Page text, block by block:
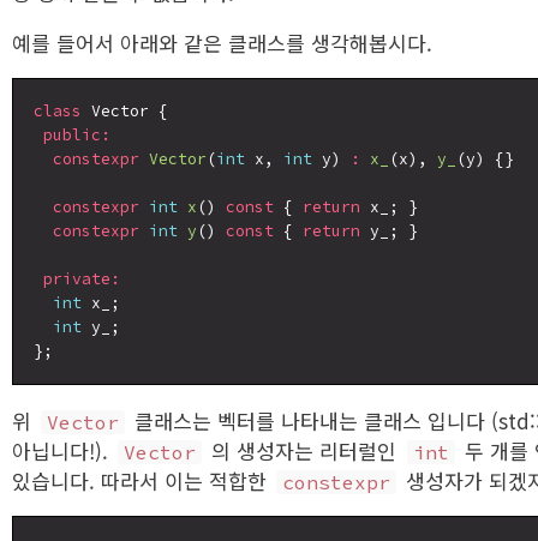
예를 들어서 아래와 같은 클래스를 생각해봅시다.
class Vector {
public:
constexpr Vector (int x, int y) : x_ (x), y_ (y) {}
constexpr int x () const { return x_; }
constexpr int y () const { return y_; }
private:
int x_;
int y_;
위 Vector
클래스는 벡터를 나타내는 클래스 입니다
아닙니다!).
Vector 의 생성자는 리터럴인 int
두 개를
있습니다. 따라서 이는 적합한
constexpr 생성자가 되겠